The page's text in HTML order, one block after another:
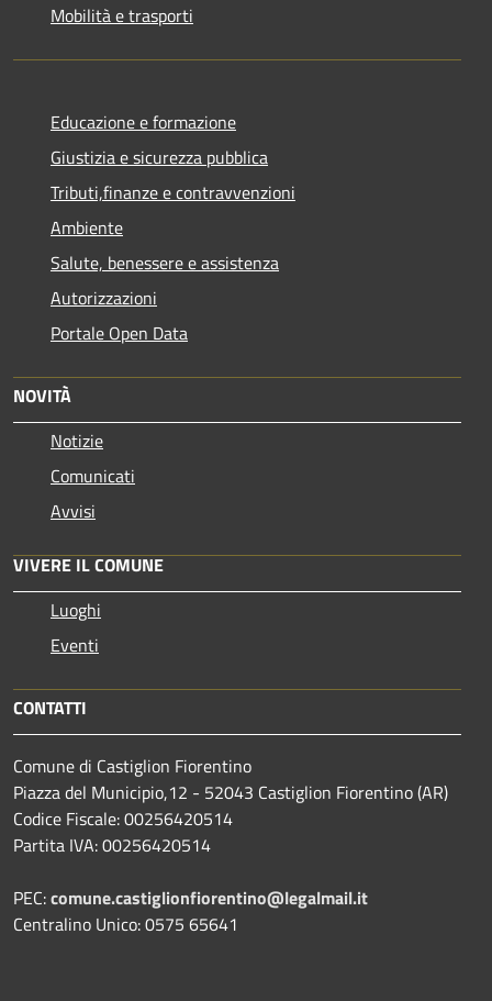
Mobilità e trasporti
Educazione e formazione
Giustizia e sicurezza pubblica
Tributi,finanze e contravvenzioni
Ambiente
Salute, benessere e assistenza
Autorizzazioni
Portale Open Data
NOVITÀ
Notizie
Comunicati
Avvisi
VIVERE IL COMUNE
Luoghi
Eventi
CONTATTI
Comune di Castiglion Fiorentino
Piazza del Municipio,12 - 52043 Castiglion Fiorentino (AR)
Codice Fiscale: 00256420514
Partita IVA: 00256420514
PEC:comune.castiglionfiorentino@legalmail.it
Centralino Unico: 0575 65641